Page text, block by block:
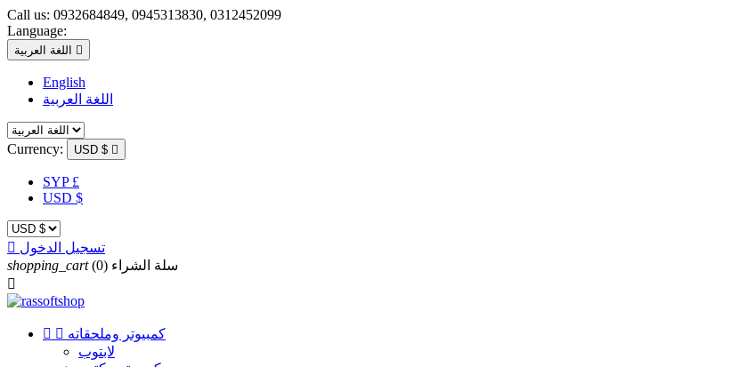
Call us: 0932684849, 0945313830, 0312452099
Language:
اللغة العربية 
English
اللغة العربية
Currency: USD $ 
SYP £
USD $
 تسجيل الدخول
shopping_cart
سلة الشراء (0)

  كمبيوتر وملحقاته
لابتوب